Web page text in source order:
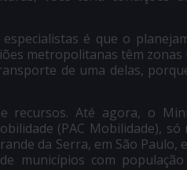
é que o
metropolitanas têm zonas
de uma delas,
Até agora, o
(PAC Mobilidade),
da Serra, em São Paulo,
municípios com